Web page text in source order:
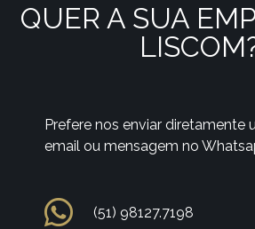
QUER A SUA
Prefere nos enviar diretamente
email ou mensagem no
(51) 98127.7198